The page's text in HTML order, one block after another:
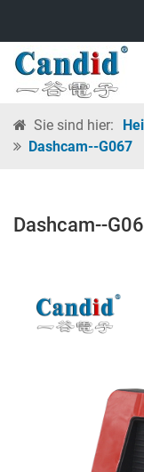
Sie sind hier:
Dashcam--G067
Dashcam--